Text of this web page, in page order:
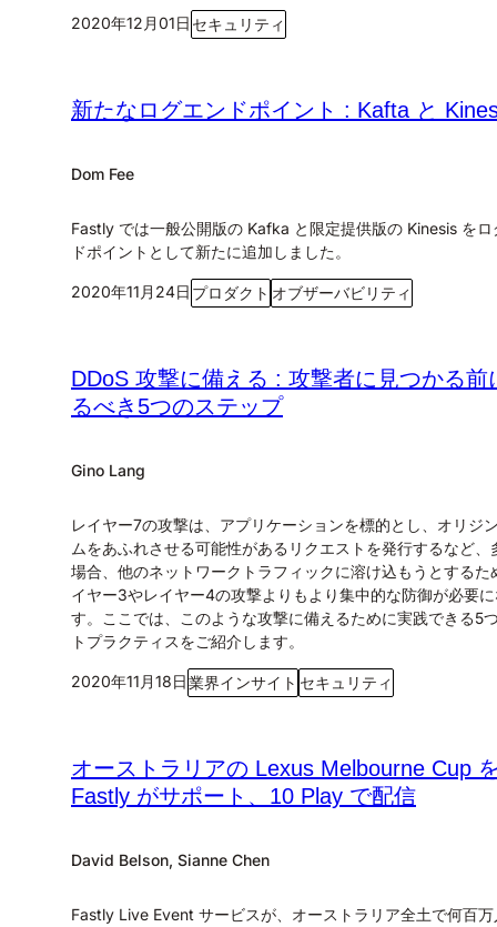
2020年12月01日 セキュリティ
新たなログエンドポイント : Kafta と
Dom Fee
Fastly では一般公開版の Kafka と限定提供版の Kinesis をロ
ドポイントとして新たに追加しました。
2020年11月24日 プロダクト オブザーバビリティ
DDoS 攻撃に備える : 攻撃者に見つかる前
るべき5つのステップ
Gino Lang
レイヤー7の攻撃は、アプリケーションを標的とし、オリジ
ムをあふれさせる可能性があるリクエストを発行するなど、
場合、他のネットワークトラフィックに溶け込もうとするた
イヤー3やレイヤー4の攻撃よりもより集中的な防御が必要
す。ここでは、このような攻撃に備えるために実践できる5
トプラクティスをご紹介します。
2020年11月18日業界インサイト セキュリティ
オーストラリアの Lexus Melbourne Cup
Fastly がサポート、10 Play で配信
David Belson, Sianne Chen
Fastly Live Event サービスが、オーストラリア全土で何百